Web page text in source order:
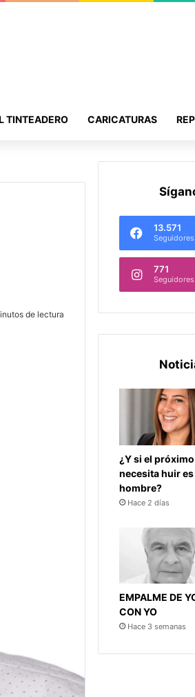
TINTEADERO CARICATURAS
de lectura
13.571
Seguidores
771
Seguidores
¿Y si el
necesita huir es
hombre?
Hace 2 días
EMPALME DE
CON YO
Hace 3 semanas